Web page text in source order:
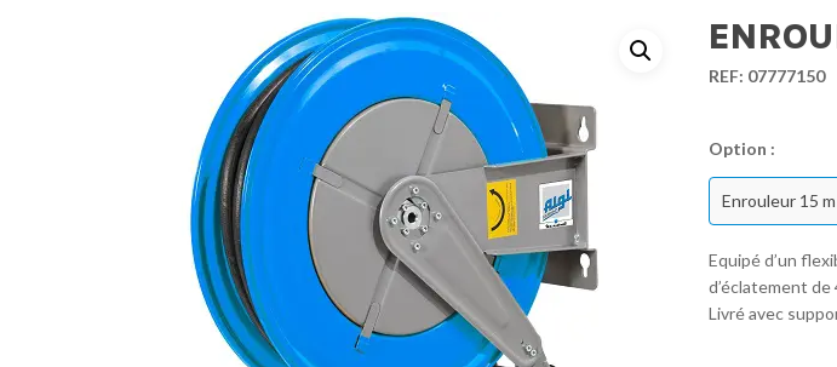
REF: 07777150
Option :
Enrouleur 15
Equipé d’un
d’éclatement de
Livré avec